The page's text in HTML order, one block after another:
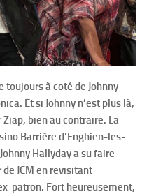
toujours à coté de Johnny
Et si Johnny n’est plus là,
Ziap, bien au contraire. La
Barrière d’Enghien-les-
Hallyday a su faire
JCM en revisitant
patron. Fort heureusement,